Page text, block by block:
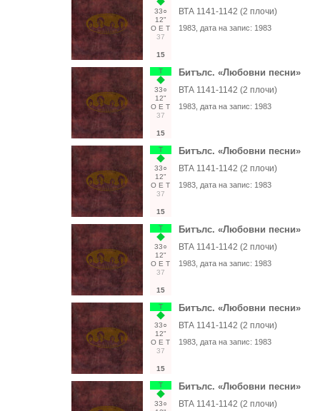
33○
12"
О Е Т
37
15
ВТА 1141-1142 (2 плочи)
1983 , дата на запис: 1983
Т
33○
12"
О Е Т
37
15
Битълс. «Любовни песни»
ВТА 1141-1142 (2 плочи)
1983 , дата на запис: 1983
Т
33○
12"
О Е Т
37
15
Битълс. «Любовни песни»
ВТА 1141-1142 (2 плочи)
1983 , дата на запис: 1983
Т
33○
12"
О Е Т
37
15
Битълс. «Любовни песни»
ВТА 1141-1142 (2 плочи)
1983 , дата на запис: 1983
Т
33○
12"
О Е Т
37
15
Битълс. «Любовни песни»
ВТА 1141-1142 (2 плочи)
1983 , дата на запис: 1983
Т
33○
Битълс. «Любовни песни»
ВТА 1141-1142 (2 плочи)